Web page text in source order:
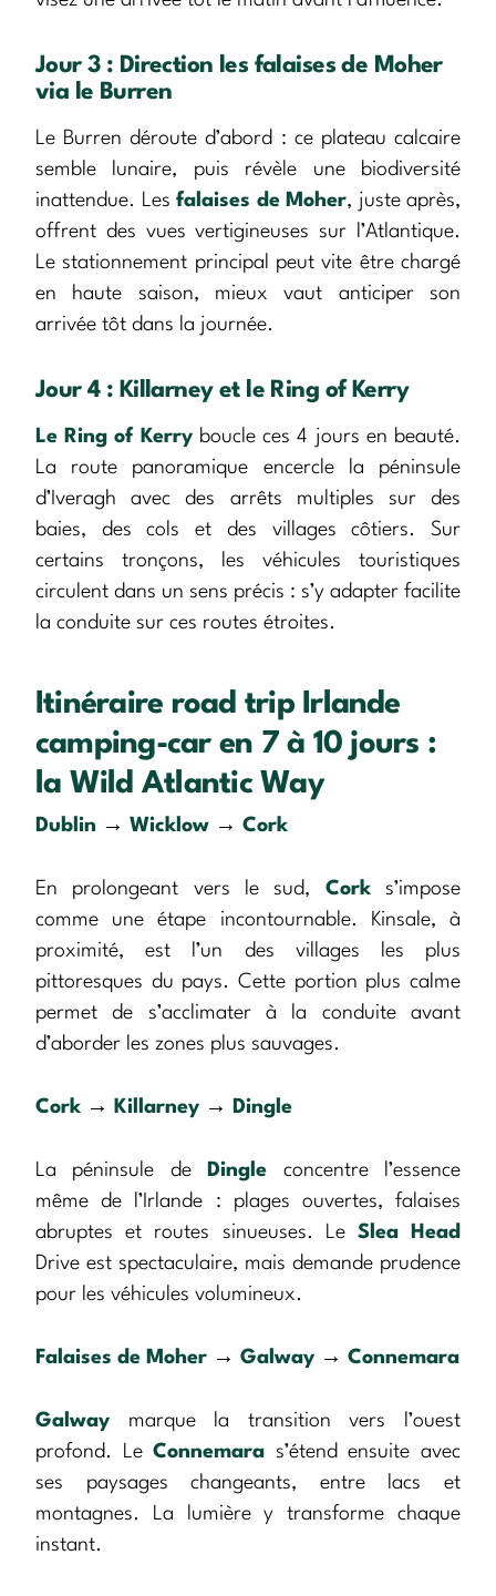
Jour 3 : Direction les falaises de Moher
via le Burren
Le Burren déroute d’abord : ce plateau calcaire
semble lunaire, puis révèle une biodiversité
inattendue. Les falaises de Moher, juste après,
offrent des vues vertigineuses sur l’Atlantique.
Le stationnement principal peut vite être chargé
en haute saison, mieux vaut anticiper son
arrivée tôt dans la journée.
Jour 4 : Killarney et le Ring of Kerry
Le Ring of Kerryboucle ces 4 jours en beauté.
La route panoramique encercle la péninsule
d’Iveragh avec des arrêts multiples sur des
baies, des cols et des villages côtiers. Sur
certains tronçons, les véhicules touristiques
circulent dans un sens précis : s’y adapter facilite
la conduite sur ces routes étroites.
Itinéraire road trip Irlande
camping-car en 7 à 10 jours :
la Wild Atlantic Way
Dublin → Wicklow → Cork
En prolongeant vers le sud, Corks’impose
comme une étape incontournable. Kinsale, à
proximité, est l’un des villages les plus
pittoresques du pays. Cette portion plus calme
permet de s’acclimater à la conduite avant
d’aborder les zones plus sauvages.
Cork → Killarney → Dingle
La péninsule de Dingle concentre l’essence
même de l’Irlande : plages ouvertes, falaises
abruptes et routes sinueuses. Le Slea Head
Drive est spectaculaire, mais demande prudence
pour les véhicules volumineux.
Falaises de Moher → Galway → Connemara
Galway marque la transition vers l’ouest
profond. LeConnemara s’étend ensuite avec
ses paysages changeants, entre lacs et
montagnes. La lumière y transforme chaque
instant.